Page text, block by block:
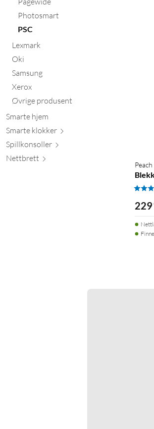
Photosmart
PSC
Lexmark
Oki
Samsung
Xerox
Øvrige produsent
Smarte hjem
Smarte klokker
Spillkonsoller
Nettbrett
Peach
229